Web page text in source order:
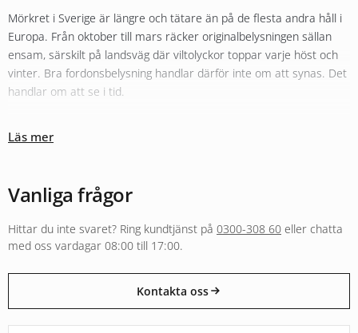
Mörkret i Sverige är längre och tätare än på de flesta andra håll i
Europa. Från oktober till mars räcker originalbelysningen sällan
ensam, särskilt på landsväg där viltolyckor toppar varje höst och
vinter. Bra fordonsbelysning handlar därför inte om att synas. Det
handlar om att se i tid.
konvertering
för bättre färgtemperatur och räckvidd. För längre
sträckor i mörker fyller
funktion än vad originalljuset klarar, både i räckvidd och i ljusbild.
Arbetsbelysning och varningsljus följer separata regelverk och är
till varningsljus på utryckningsfordon.
E-godkänt för väg eller byggt för annan användning
Läs mer
Vanliga frågor
Hittar du inte svaret? Ring kundtjänst på 0300-308 60 eller chatta
med oss vardagar 08:00 till 17:00.
Kontakta oss